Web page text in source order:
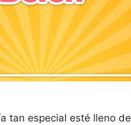
tan especial esté lleno